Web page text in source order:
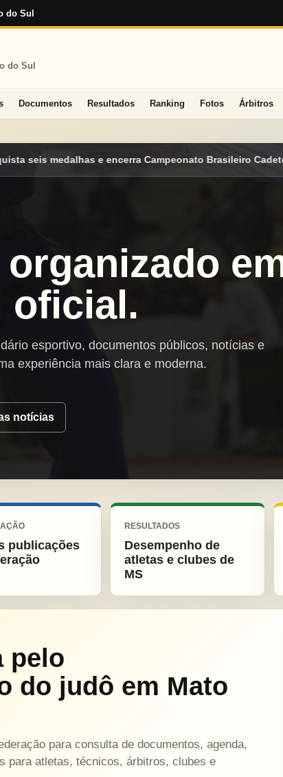
do Sul
do Sul
Documentos Resultados Ranking Fotos Árbitros
Brasileiro Cadete 2026 entre os destaques
oficial.
esportivo, documentos públicos, notícias e
experiência mais clara e moderna.
notícias
publicações
RESULTADOS
Desempenho de
atletas e clubes de
MS
pelo
do judô em Mato
para consulta de documentos, agenda,
para atletas, técnicos, árbitros, clubes e